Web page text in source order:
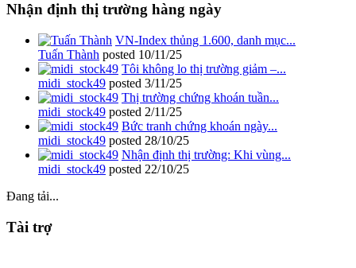
Nhận định thị trường hàng ngày
VN-Index thủng 1.600, danh mục...
Tuấn Thành posted 10/11/25
Tôi không lo thị trường giảm –...
midi_stock49 posted 3/11/25
Thị trường chứng khoán tuần...
midi_stock49 posted 2/11/25
Bức tranh chứng khoán ngày...
midi_stock49 posted 28/10/25
Nhận định thị trường: Khi vùng...
midi_stock49 posted 22/10/25
Đang tải...
Tài trợ